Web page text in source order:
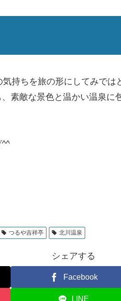
持ちを旅の形にしてみでは
素敵な景色と温かい温泉に
つるや吉祥亭 北川温泉
シェアする
Facebook
LINE